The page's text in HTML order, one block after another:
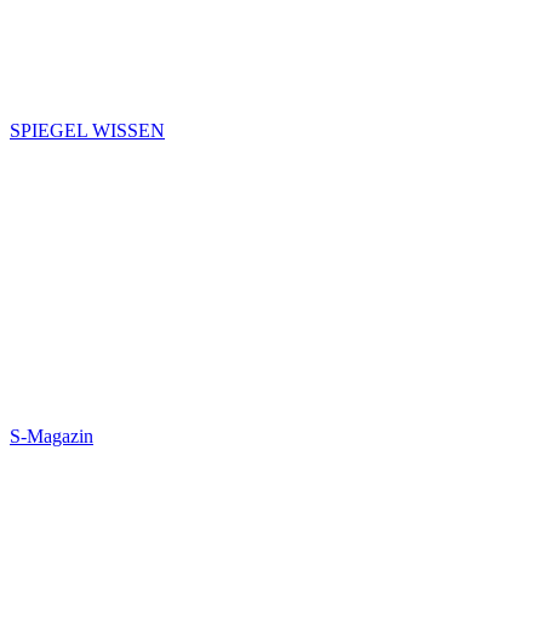
SPIEGEL WISSEN
S-Magazin